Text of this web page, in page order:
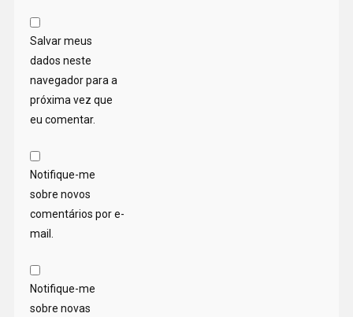
Salvar meus
dados neste
navegador para a
próxima vez que
eu comentar.
Notifique-me
sobre novos
comentários por e-
mail.
Notifique-me
sobre novas